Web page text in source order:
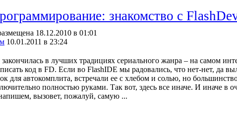
знакомство с
18.12.2010 в 01:01
10.01.2011 в 23:24
в лучших традициях сериального жанра – на самом
код в FD. Если во FlashIDE мы радовались, что нет-нет, да
для автокомплита, встречали ее с хлебом и солью, но
полностью руками. Так вот, здесь все иначе. И иначе в
вызовет, пожалуй, самую ...